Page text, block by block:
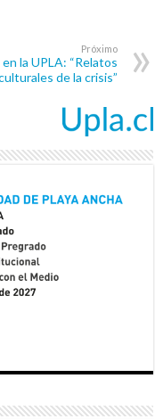
Próximo
la UPLA: “Relatos
de la crisis”